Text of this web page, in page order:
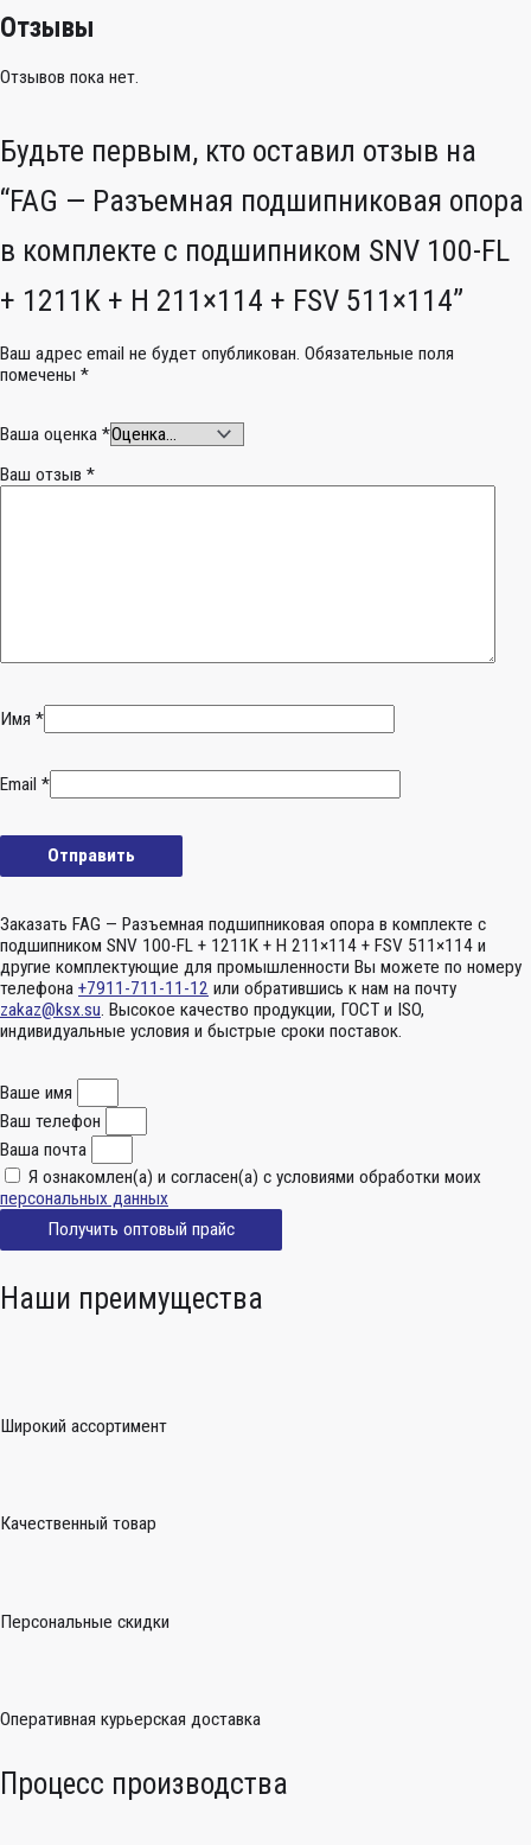
Отзывы
Отзывов пока нет.
Будьте первым, кто оставил отзыв на
“FAG — Разъемная подшипниковая опора
в комплекте с подшипником SNV 100-FL
+ 1211K + H 211×114 + FSV 511×114”
Ваш адрес email не будет опубликован. Обязательные поля
помечены *
Ваша оценка *
Ваш отзыв *
Имя *
Email *
Заказать FAG — Разъемная подшипниковая опора в комплекте с
подшипником SNV 100-FL + 1211K + H 211×114 + FSV 511×114 и
другие комплектующие для промышленности Вы можете по номеру
телефона +7911-711-11-12 или обратившись к нам на почту
zakaz@ksx.su. Высокое качество продукции, ГОСТ и ISO,
индивидуальные условия и быстрые сроки поставок.
Ваше имя
Ваш телефон
Ваша почта
Я ознакомлен(а) и согласен(а) с условиями обработки моих
персональных данных
Получить оптовый прайс
Наши преимущества
Широкий ассортимент
Качественный товар
Персональные скидки
Оперативная курьерская доставка
Процесс производства